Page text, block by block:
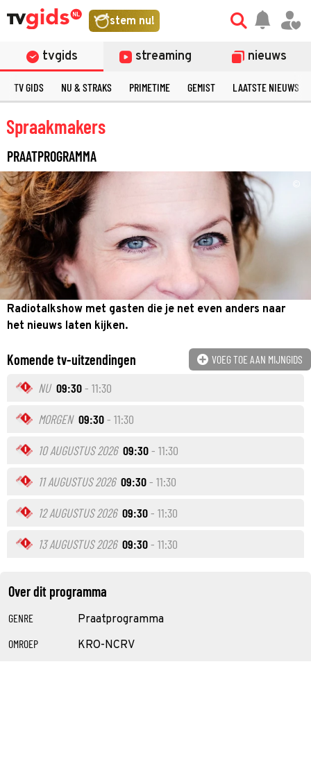
stem nu!
tvgids streaming nieuws
TV GIDS NU & STRAKS PRIMETIME GEMIST LAATSTE NIEUWS
Spraakmakers
PRAATPROGRAMMA
Radiotalkshow met gasten die je net even anders naar
het nieuws laten kijken.
Komende tv-uitzendingen VOEG TOE AAN MIJNGIDS
NU 09:30- 11:30
MORGEN 09:30- 11:30
10 AUGUSTUS 2026 09:30- 11:30
11 AUGUSTUS 2026 09:30- 11:30
12 AUGUSTUS 2026 09:30- 11:30
13 AUGUSTUS 2026 09:30- 11:30
Over dit programma
GENRE Praatprogramma
OMROEP KRO-NCRV